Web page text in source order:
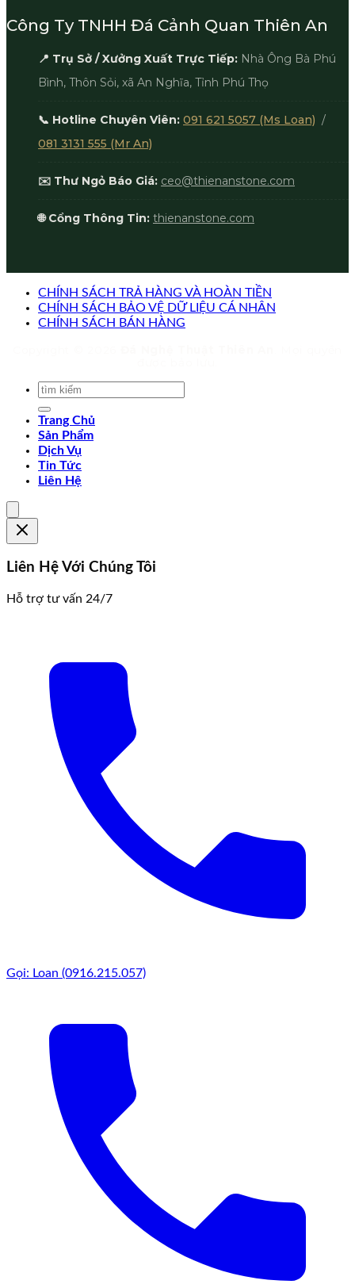
Công Ty TNHH Đá Cảnh Quan Thiên An
📍 Trụ Sở / Xưởng Xuất Trực Tiếp: Nhà Ông Bà Phú
Bình, Thôn Sỏi, xã An Nghĩa, Tỉnh Phú Thọ
📞 Hotline Chuyên Viên: 091 621 5057 (Ms Loan) /
081 3131 555 (Mr An)
✉️ Thư Ngỏ Báo Giá: ceo@thienanstone.com
🌐 Cổng Thông Tin: thienanstone.com
CHÍNH SÁCH TRẢ HÀNG VÀ HOÀN TIỀN
CHÍNH SÁCH BẢO VỆ DỮ LIỆU CÁ NHÂN
CHÍNH SÁCH BÁN HÀNG
Trang Chủ
Sản Phẩm
Dịch Vụ
Tin Tức
Liên Hệ
Liên Hệ Với Chúng Tôi
Hỗ trợ tư vấn 24/7
Gọi: Loan (0916.215.057)